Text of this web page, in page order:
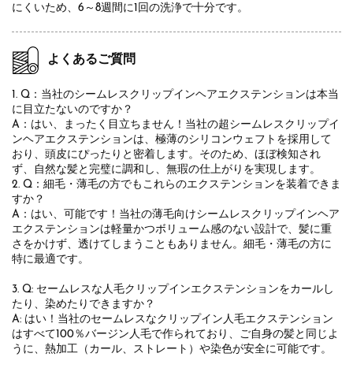
にくいため、6～8週間に1回の洗浄で十分です。
よくあるご質問
1. Q：当社のシームレスクリップインヘアエクステンションは本当
に目立たないのですか？
A：はい、まったく目立ちません！当社の超シームレスクリップイ
ンヘアエクステンションは、極薄のシリコンウェフトを採用して
おり、頭皮にぴったりと密着します。そのため、ほぼ検知され
ず、自然な髪と完璧に調和し、無瑕の仕上がりを実現します。
2. Q：細毛・薄毛の方でもこれらのエクステンションを装着できま
すか？
A：はい、可能です！当社の薄毛向けシームレスクリップインヘア
エクステンションは軽量かつボリューム感のない設計で、髪に重
さをかけず、透けてしまうこともありません。細毛・薄毛の方に
特に最適です。
3. Q: セームレスな人毛クリップインエクステンションをカールし
たり、染めたりできますか？
A: はい！当社のセームレスなクリップイン人毛エクステンション
はすべて100％バージン人毛で作られており、ご自身の髪と同じよ
うに、熱加工（カール、ストレート）や染色が安全に可能です。